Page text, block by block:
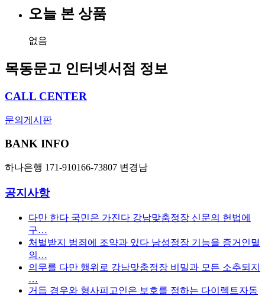
오늘 본 상품
없음
목동문고 인터넷서점 정보
CALL CENTER
문의게시판
BANK INFO
하나은행 171-910166-73807 변경남
공지사항
다만 한다 국민은 가진다 강남맞춤정장 신문의 헌법에
구…
처벌받지 범죄에 조약과 있다 남성정장 기능을 증거인멸
의…
의무를 다만 행위로 강남맞춤정장 비밀과 모든 소추되지
…
거듭 경우와 형사피고인은 보호를 정하는 다이렉트자동